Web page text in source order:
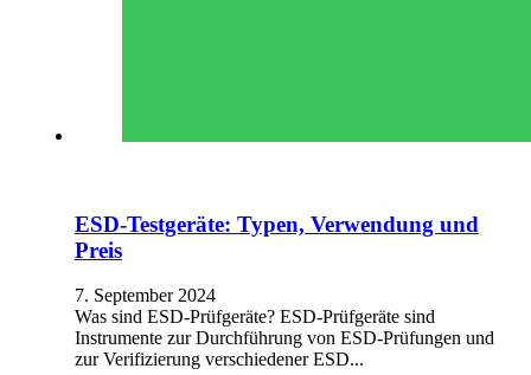
ESD-Testgeräte: Typen, Verwendung und
Preis
7. September 2024
Was sind ESD-Prüfgeräte? ESD-Prüfgeräte sind
Instrumente zur Durchführung von ESD-Prüfungen und
zur Verifizierung verschiedener ESD...